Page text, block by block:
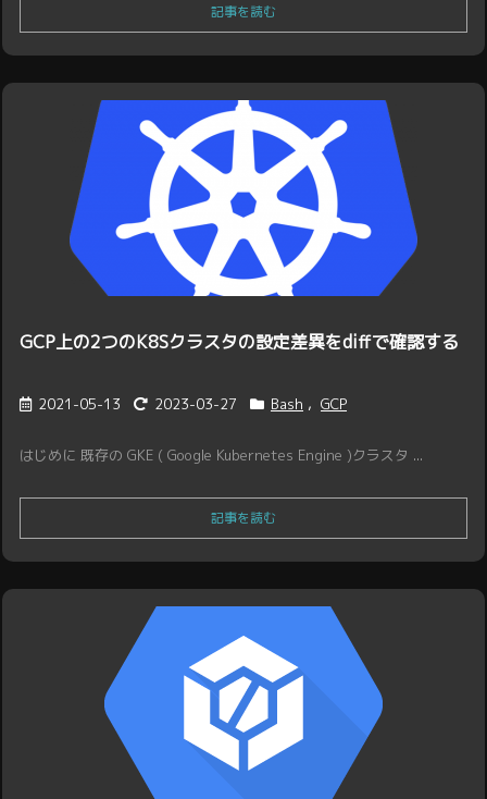
記事を読む
GCP上の2つのK8Sクラスタの設定差異をdiffで確認する
2021-05-13 2023-03-27 Bash , GCP
はじめに 既存の GKE ( Google Kubernetes Engine )クラスタ ...
記事を読む